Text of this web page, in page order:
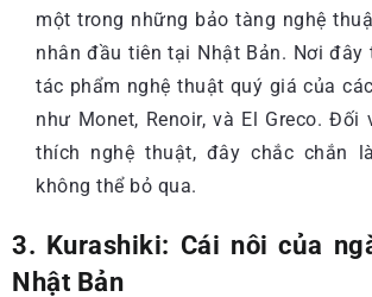
một trong những bảo tàng nghệ
nhân đầu tiên tại Nhật Bản. Nơi đây
tác phẩm nghệ thuật quý giá của
như Monet, Renoir, và El Greco. Đối
thích nghệ thuật, đây chắc chắn
không thể bỏ qua.
3. Kurashiki: Cái nôi của
Nhật Bản